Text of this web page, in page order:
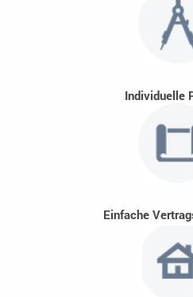
Individuelle
Einfache